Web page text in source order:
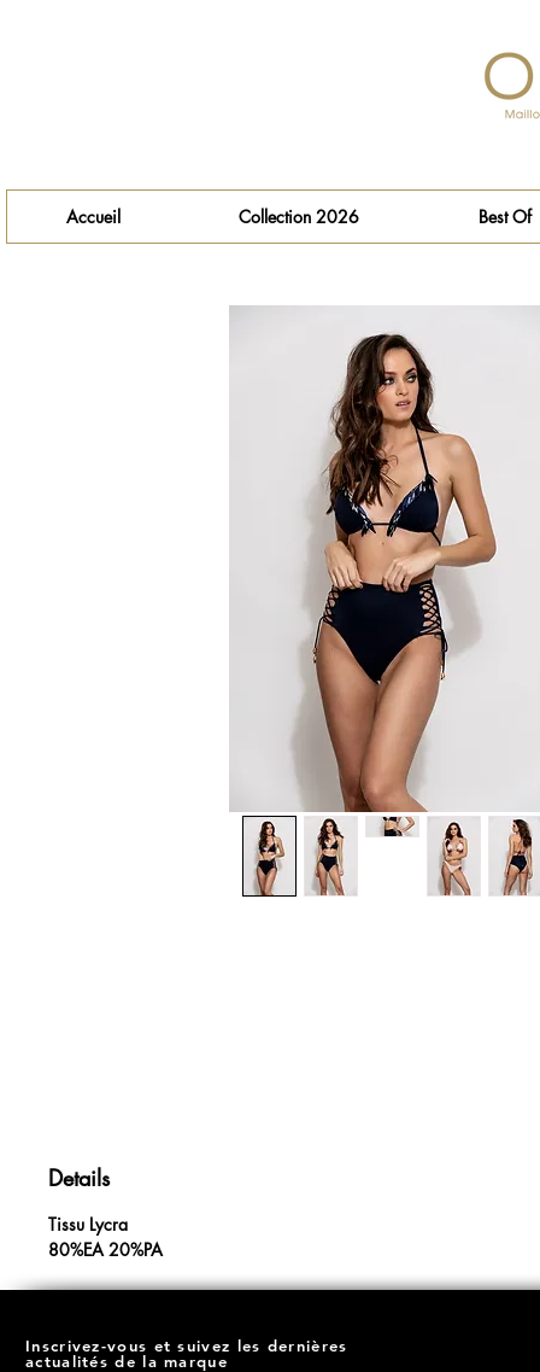
Accueil Collection 2026 Best Of
Details
Tissu Lycra
80%EA 20%PA
Inscrivez-vous et suivez les dernières
actualités de la marque